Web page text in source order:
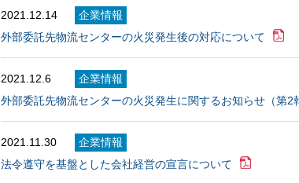
2021.12.14
企業情報
外部委託先物流センターの火災発生後の対応について
2021.12.6
企業情報
外部委託先物流センターの火災発生に関するお知らせ（第2
2021.11.30
企業情報
法令遵守を基盤とした会社経営の宣言について